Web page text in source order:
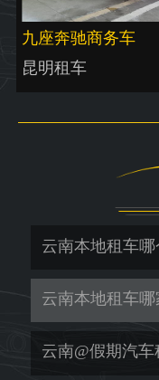
九座奔驰商务车
昆明租车